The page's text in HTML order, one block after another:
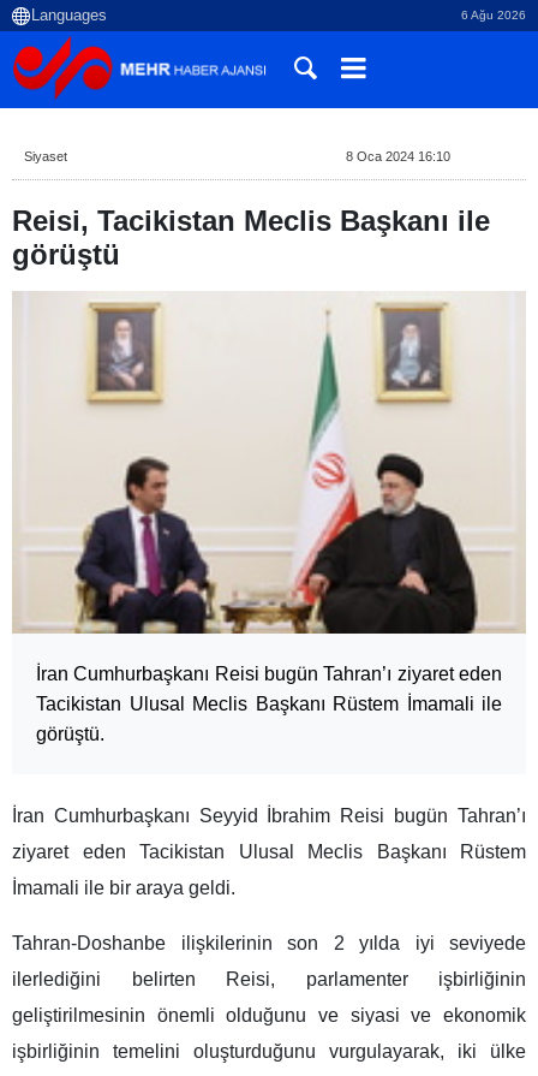
6 Ağu 2026
Siyaset 8 Oca 2024 16:10
Reisi, Tacikistan Meclis Başkanı ile
görüştü
İran Cumhurbaşkanı Reisi bugün Tahran’ı ziyaret eden
Tacikistan Ulusal Meclis Başkanı Rüstem İmamali ile
görüştü.
İran Cumhurbaşkanı Seyyid İbrahim Reisi bugün Tahran’ı
ziyaret eden Tacikistan Ulusal Meclis Başkanı Rüstem
İmamali ile bir araya geldi.
Tahran-Doshanbe ilişkilerinin son 2 yılda iyi seviyede
ilerlediğini belirten Reisi, parlamenter işbirliğinin
geliştirilmesinin önemli olduğunu ve siyasi ve ekonomik
işbirliğinin temelini oluşturduğunu vurgulayarak, iki ülke